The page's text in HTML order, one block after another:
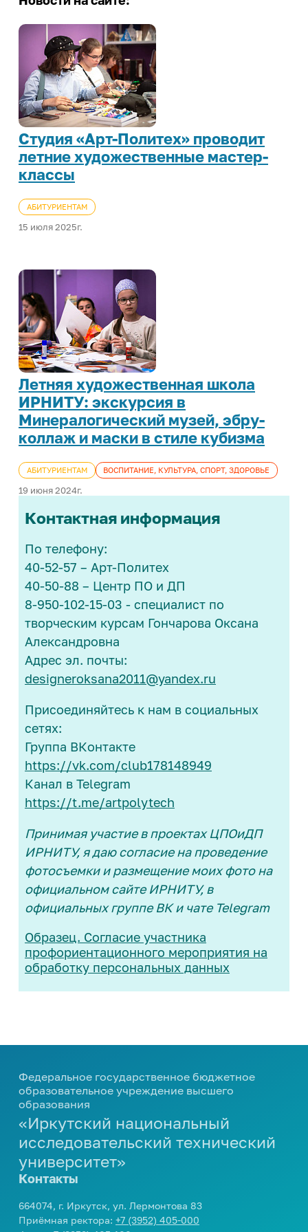
Иностранному студенту
Медицинский кабинет
Общежития
Личный кабинет студента
Личный кабинет родителя
Нормативные документы
Инклюзивное образование
Студия «Арт-Политех» проводит
летние художественные мастер-
классы
АБИТУРИЕНТАМ
15 июля 2025г.
Летняя художественная школа
ИРНИТУ: экскурсия в
Минералогический музей, эбру-
коллаж и маски в стиле кубизма
АБИТУРИЕНТАМ ВОСПИТАНИЕ, КУЛЬТУРА, СПОРТ, ЗДОРОВЬЕ
19 июня 2024г.
Контактная информация
По телефону:
40-52-57 – Арт-Политех
40-50-88 – Центр ПО и ДП
8-950-102-15-03 - специалист по
творческим курсам Гончарова Оксана
Александровна
Адрес эл. почты:
designeroksana2011@yandex.ru
Присоединяйтесь к нам в социальных
сетях:
Группа ВКонтакте
https://vk.com/club178148949
Канал в Telegram
https://t.me/artpolytech
Принимая участие в проектах ЦПОиДП
ИРНИТУ, я даю согласие на проведение
фотосъемки и размещение моих фото на
официальном сайте ИРНИТУ, в
официальных группе ВК и чате Telegram
Образец. Согласие участника
профориентационного мероприятия на
обработку персональных данных
Федеральное государственное бюджетное
образовательное учреждение высшего
образования
«Иркутский национальный
исследовательский технический
университет»
Контакты
664074, г. Иркутск, ул. Лермонтова 83
Приёмная ректора: +7 (3952) 405-000